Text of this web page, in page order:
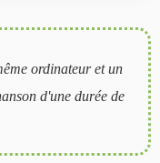
ordinateur et un
d'une durée de